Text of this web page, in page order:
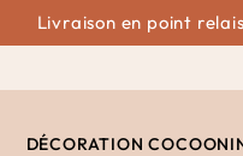
Livraison en point
DÉCORATION